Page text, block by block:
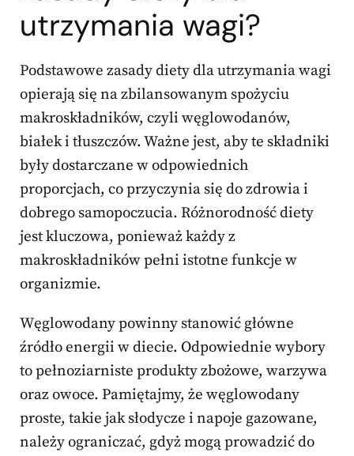
utrzymania wagi?
Podstawowe zasady diety dla utrzymania wagi
opierają się na zbilansowanym spożyciu
makroskładników, czyli węglowodanów,
białek i tłuszczów. Ważne jest, aby te składniki
były dostarczane w odpowiednich
proporcjach, co przyczynia się do zdrowia i
dobrego samopoczucia. Różnorodność diety
jest kluczowa, ponieważ każdy z
makroskładników pełni istotne funkcje w
organizmie.
Węglowodany powinny stanowić główne
źródło energii w diecie. Odpowiednie wybory
to pełnoziarniste produkty zbożowe, warzywa
oraz owoce. Pamiętajmy, że węglowodany
proste, takie jak słodycze i napoje gazowane,
należy ograniczać, gdyż mogą prowadzić do